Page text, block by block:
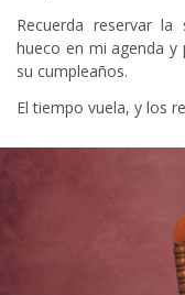
Recuerda reservar
hueco en mi agenda
su cumpleaños.
El tiempo vuela, y los